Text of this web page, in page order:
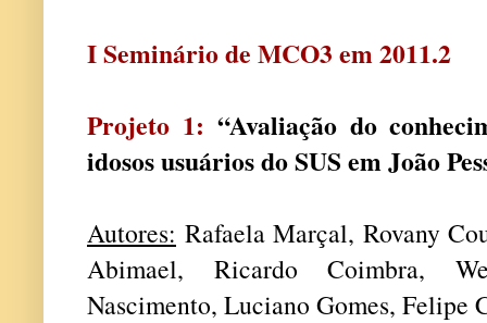
I Seminário de MCO3 em 2011.2
Projeto 1: “Avaliação do
idosos usuários do SUS em João
Autores: Rafaela Marçal, Rovany
Abimael, Ricardo Coimbra,
Nascimento, Luciano Gomes, Felipe